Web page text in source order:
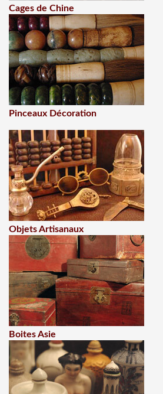
Cages de Chine
Pinceaux Décoration
Objets Artisanaux
Boites Asie